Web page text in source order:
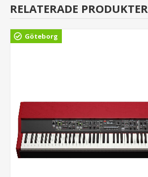
RELATERADE PRODUKTER
Göteborg